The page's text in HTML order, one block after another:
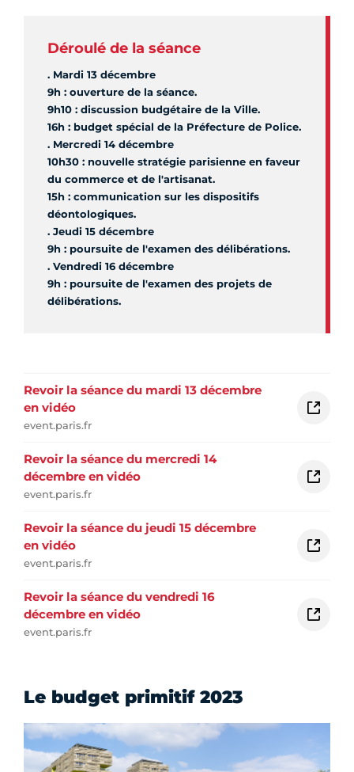
Déroulé de la séance
. Mardi 13 décembre
9h : ouverture de la séance.
9h10 : discussion budgétaire de la Ville.
16h : budget spécial de la Préfecture de Police.
. Mercredi 14 décembre
10h30 : nouvelle stratégie parisienne en faveur
du commerce et de l'artisanat.
15h : communication sur les dispositifs
déontologiques.
. Jeudi 15 décembre
9h : poursuite de l'examen des délibérations.
. Vendredi 16 décembre
9h : poursuite de l'examen des projets de
délibérations.
Revoir la séance du mardi 13 décembre
en vidéo
event.paris.fr
Revoir la séance du mercredi 14
décembre en vidéo
event.paris.fr
Revoir la séance du jeudi 15 décembre
en vidéo
event.paris.fr
Revoir la séance du vendredi 16
décembre en vidéo
event.paris.fr
Le budget primitif 2023